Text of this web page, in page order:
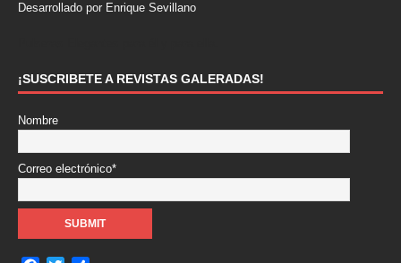
Desarrollado por Enrique Sevillano
¡SUSCRIBETE A REVISTAS GALERADAS!
Nombre
Correo electrónico*